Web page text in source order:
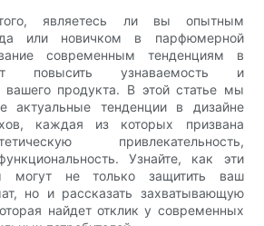
являетесь ли вы опытным
или новичком в парфюмерной
современным тенденциям в
повысить узнаваемость и
вашего продукта. В этой статье мы
актуальные тенденции в дизайне
каждая из которых призвана
привлекательность,
Узнайте, как эти
могут не только защитить ваш
но и рассказать захватывающую
найдет отклик у современных